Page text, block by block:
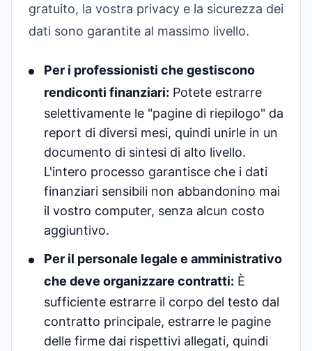
gratuito, la vostra privacy e la sicurezza dei
dati sono garantite al massimo livello.
Per i professionisti che gestiscono
rendiconti finanziari: Potete estrarre
selettivamente le "pagine di riepilogo" da
report di diversi mesi, quindi unirle in un
documento di sintesi di alto livello.
L'intero processo garantisce che i dati
finanziari sensibili non abbandonino mai
il vostro computer, senza alcun costo
aggiuntivo.
Per il personale legale e amministrativo
che deve organizzare contratti: È
sufficiente estrarre il corpo del testo dal
contratto principale, estrarre le pagine
delle firme dai rispettivi allegati, quindi